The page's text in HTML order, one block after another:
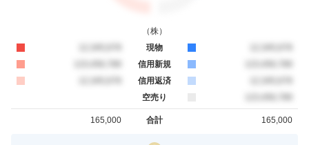
（株）
現物
信用新規
信用返済
空売り
合計
165,000 165,000